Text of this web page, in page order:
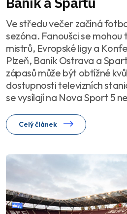
Ve středu večer začíná
sezóna. Fanoušci se mohou
mistrů, Evropské ligy a
Plzeň, Baník Ostrava a
zápasů může být obtížné
dostupnosti televizních
se vysílají na Nova Sport 5
Celý článek